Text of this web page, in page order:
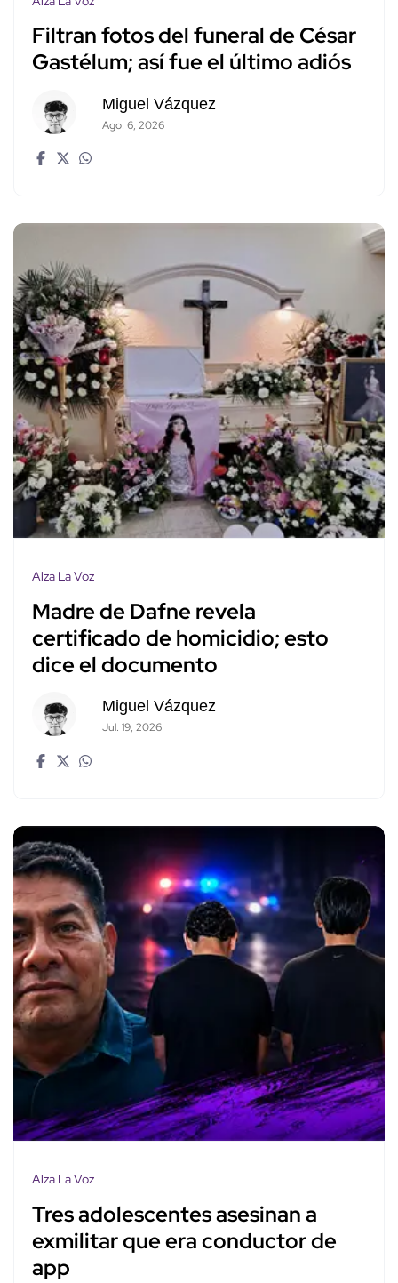
Filtran fotos del funeral de César
Gastélum; así fue el último adiós
Miguel Vázquez
Ago. 6, 2026
Alza La Voz
Madre de Dafne revela
certificado de homicidio; esto
dice el documento
Miguel Vázquez
Jul. 19, 2026
Alza La Voz
Tres adolescentes asesinan a
exmilitar que era conductor de
app